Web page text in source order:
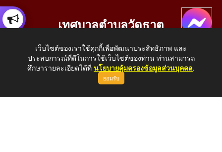
เทศบาลตำบลวัดธาตุ
อ.เมือง จ.หนองคาย 43000
โทรศัพท์: 042-414758 โทรสาร: 042-414759
E-Mail: saraban_05430110@dla.go.th
เว็บไซต์ของเราใช้คุกกี้เพื่อพัฒนาประสิทธิภาพ และ
ประสบการณ์ที่ดีในการใช้เว็บไซต์ของท่าน ท่านสามารถ
ศึกษารายละเอียดได้ที่ นโยบายคุ้มครองข้อมูลส่วนบุคคล.
ยอมรับ